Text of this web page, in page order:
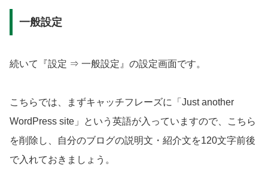
一般設定
続いて『設定 ⇒ 一般設定』の設定画面です。
こちらでは、まずキャッチフレーズに「Just another
WordPress site」という英語が入っていますので、こちら
を削除し、自分のブログの説明文・紹介文を120文字前後
で入れておきましょう。